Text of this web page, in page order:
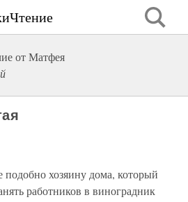
от Матфея
хозяину дома, который
работников в виноградник